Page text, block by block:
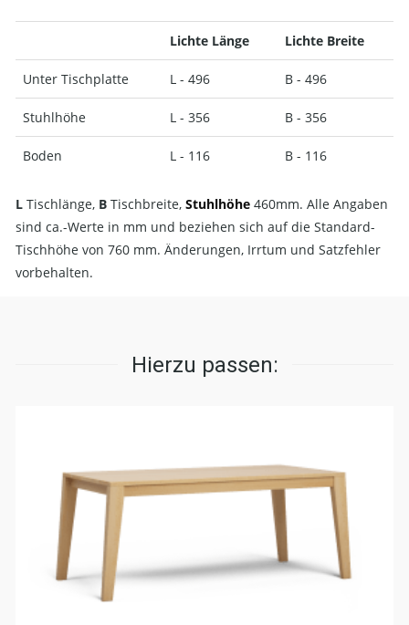
Lichte Länge Lichte Breite
Unter Tischplatte L - 496 B - 496
Stuhlhöhe L - 356 B - 356
Boden L - 116 B - 116
L Tischlänge, B Tischbreite, Stuhlhöhe 460mm. Alle Angaben
sind ca.-Werte in mm und beziehen sich auf die Standard-
Tischhöhe von 760 mm. Änderungen, Irrtum und Satzfehler
vorbehalten.
Hierzu passen: